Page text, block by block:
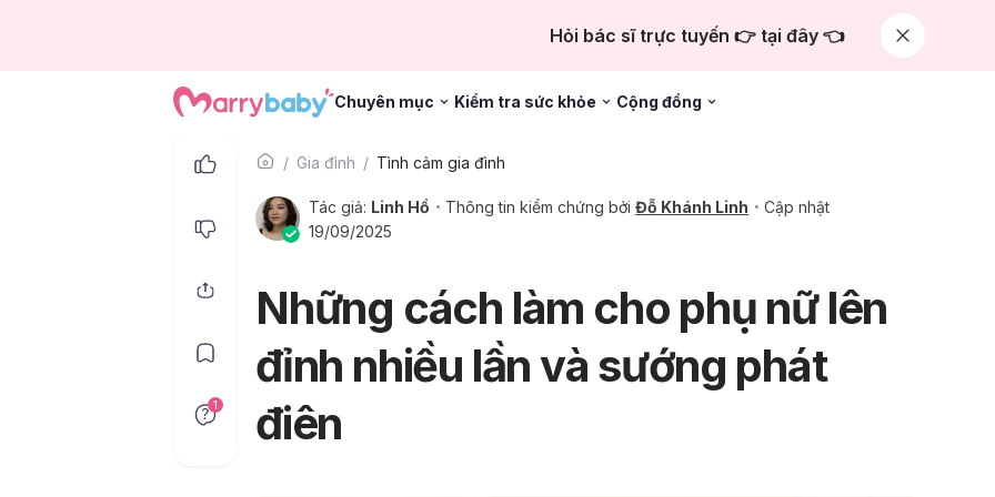
Hỏi bác sĩ trực tuyến 👉 tại đây 👈
Chuyên mục Kiểm tra sức khỏe Cộng đồng
1
Gia đình Tình cảm gia đình
Tác giả: Linh Hồ Thông tin kiểm chứng bởiĐỗ Khánh Linh
Cập nhật
19/09/2025
Những cách làm cho phụ nữ lên
đỉnh nhiều lần và sướng phát
điên